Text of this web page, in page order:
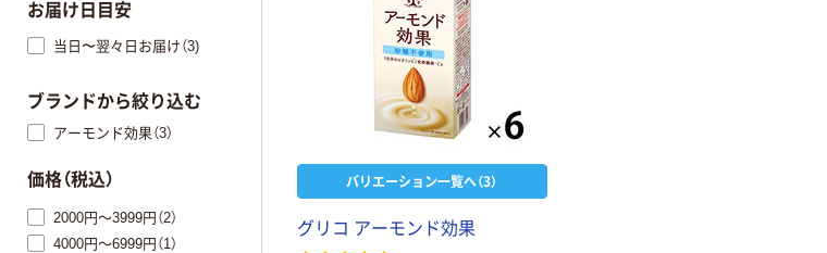
バリエーション一覧へ（3）
グリコ アーモンド効果
お届け日目安
当日〜翌々日お届け（3)
ブランドから絞り込む
アーモンド効果（3）
価格（税込）
2000円～3999円（2）
4000円～6999円（1）